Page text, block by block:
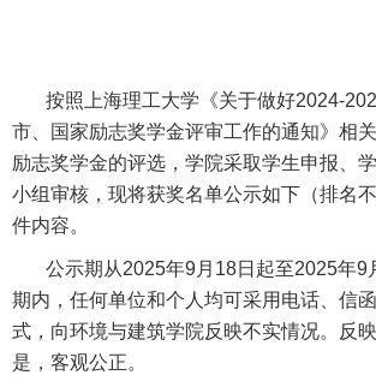
按照上海理工大学《关于做好2024-
市、国家励志奖学金评审工作的通知》相
励志奖学金的评选，学院采取学生申报、
小组审核，现将获奖名单公示如下（排名不
件内容。
公示期从2025年9月 18日起至2025年9
期内，任何单位和个人均可采用电话、信
式，向环境与建筑学院反映不实情况。反
是，客观公正。